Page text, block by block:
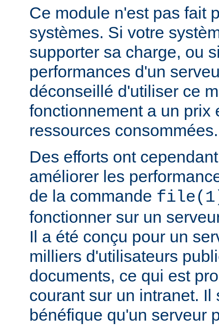
Ce module n'est pas fait
systèmes. Si votre
supporter sa charge, ou
performances d'un
déconseillé d'utiliser ce
fonctionnement a un prix
ressources consommées.
Des efforts ont
améliorer les
de la commande
fonctionner sur un
Il a été conçu pour un
milliers d'utilisateurs
documents, ce qui est
courant sur un intranet. Il
bénéfique qu'un serveur